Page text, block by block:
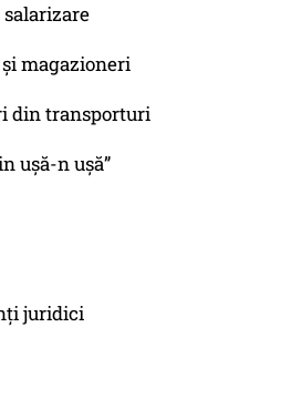
magazioneri
din transporturi
ușă-n ușă”
juridici